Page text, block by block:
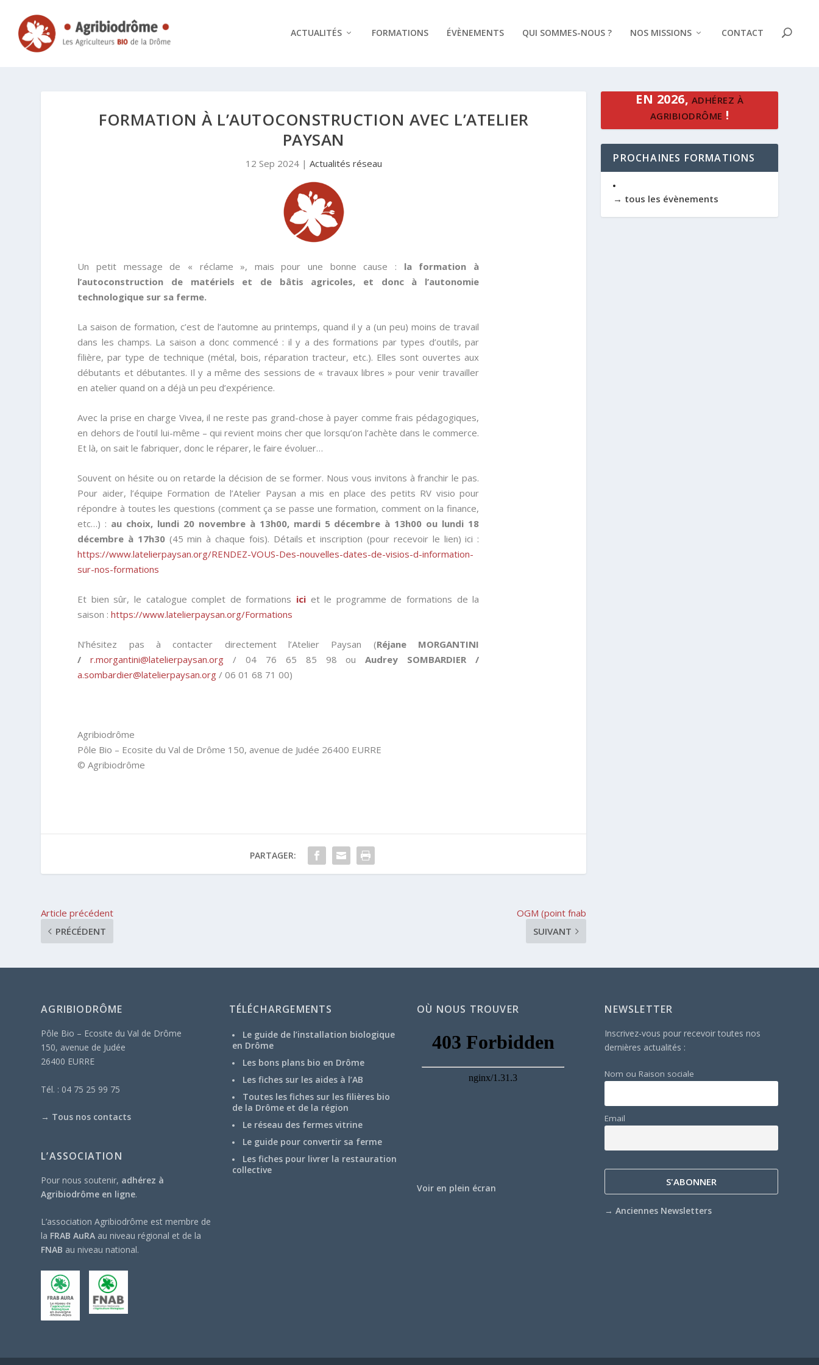
ACTUALITÉS FORMATIONS ÉVÈNEMENTS QUI SOMMES-NOUS ? NOS MISSIONS CONTACT
FORMATION À L’AUTOCONSTRUCTION AVEC L’ATELIER
PAYSAN
12 Sep 2024| Actualités réseau
Un petit message de « réclame », mais pour une bonne cause : la formation à
l’autoconstruction de matériels et de bâtis agricoles, et donc à l’autonomie
technologique sur sa ferme.
La saison de formation, c’est de l’automne au printemps, quand il y a (un peu) moins de travail
dans les champs. La saison a donc commencé : il y a des formations par types d’outils, par
filière, par type de technique (métal, bois, réparation tracteur, etc.). Elles sont ouvertes aux
débutants et débutantes. Il y a même des sessions de « travaux libres » pour venir travailler
en atelier quand on a déjà un peu d’expérience.
Avec la prise en charge Vivea, il ne reste pas grand-chose à payer comme frais pédagogiques,
en dehors de l’outil lui-même – qui revient moins cher que lorsqu’on l’achète dans le commerce.
Et là, on sait le fabriquer, donc le réparer, le faire évoluer…
Souvent on hésite ou on retarde la décision de se former. Nous vous invitons à franchir le pas.
Pour aider, l’équipe Formation de l’Atelier Paysan a mis en place des petits RV visio pour
répondre à toutes les questions (comment ça se passe une formation, comment on la finance,
etc…) : au choix, lundi 20 novembre à 13h00, mardi 5 décembre à 13h00 ou lundi 18
décembre à 17h30(45 min à chaque fois). Détails et inscription (pour recevoir le lien) ici :
https://www.latelierpaysan.org/RENDEZ-VOUS-Des-nouvelles-dates-de-visios-d-information-
sur-nos-formations
Et bien sûr, le catalogue complet de formations ici et le programme de formations de la
saison :https://www.latelierpaysan.org/Formations
N’hésitez pas à contacter directement l’Atelier Paysan (Réjane MORGANTINI
/r.morgantini@latelierpaysan.org / 04 76 65 85 98 ouAudrey SOMBARDIER /
a.sombardier@latelierpaysan.org / 06 01 68 71 00)
Agribiodrôme
Pôle Bio – Ecosite du Val de Drôme 150, avenue de Judée 26400 EURRE
© Agribiodrôme
PARTAGER:
Article précédent
PRÉCÉDENT
OGM (point fnab
SUIVANT
EN 2026, ADHÉREZ À
AGRIBIODRÔME !
PROCHAINES FORMATIONS
→ tous les évènements
AGRIBIODRÔME
Pôle Bio – Ecosite du Val de Drôme
150, avenue de Judée
26400 EURRE
Tél. : 04 75 25 99 75
→ Tous nos contacts
L’ASSOCIATION
Pour nous soutenir, adhérez à
Agribiodrôme en ligne.
L’association Agribiodrôme est membre de
la FRAB AuRA au niveau régional et de la
FNAB au niveau national.
TÉLÉCHARGEMENTS
Le guide de l’installation biologique
en Drôme
Les bons plans bio en Drôme
Les fiches sur les aides à l’AB
Toutes les fiches sur les filières bio
de la Drôme et de la région
Le réseau des fermes vitrine
Le guide pour convertir sa ferme
Les fiches pour livrer la restauration
collective
OÙ NOUS TROUVER
Voir en plein écran
NEWSLETTER
Inscrivez-vous pour recevoir toutes nos
dernières actualités :
Nom ou Raison sociale
Email
→Anciennes Newsletters